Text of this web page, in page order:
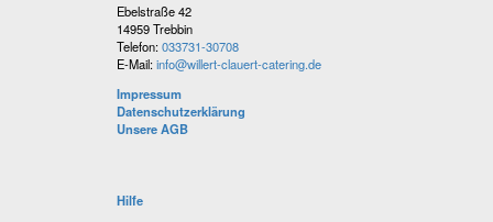
Ebelstraße 42
14959 Trebbin
Telefon:033731-30708
E-Mail:info@willert-clauert-catering.de
Impressum
Datenschutzerklärung
Unsere AGB
Hilfe